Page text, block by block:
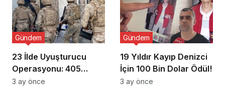
23 İlde Uyuşturucu
Operasyonu: 405
Gözaltı!
Gündem
3 ay önce
19 Yıldır Kayıp Denizci
İçin 100 Bin Dolar Ödül!
Gündem
3 ay önce